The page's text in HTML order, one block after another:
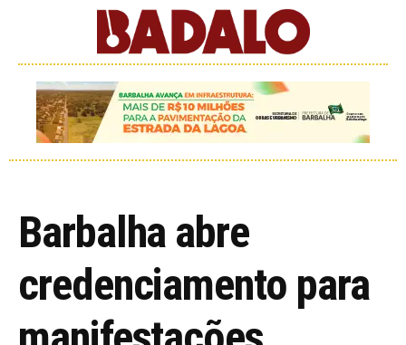
Barbalha abre
credenciamento para